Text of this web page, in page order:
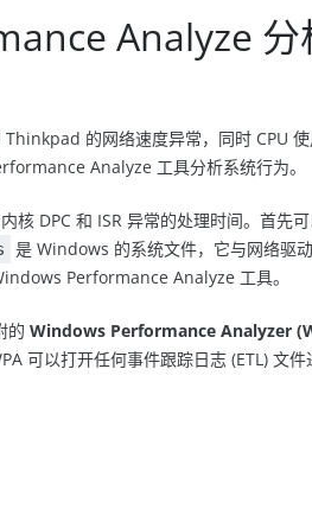
Analyze 分
的网络速度异常，同时 CPU
Analyze 工具分析系统行为。
核 DPC 和 ISR 异常的处理时间。首
是 Windows 的系统文件，它与网络驱
Performance Analyze 工具。
的 Windows Performance Analyzer
可以打开任何事件跟踪日志 (ETL) 文件